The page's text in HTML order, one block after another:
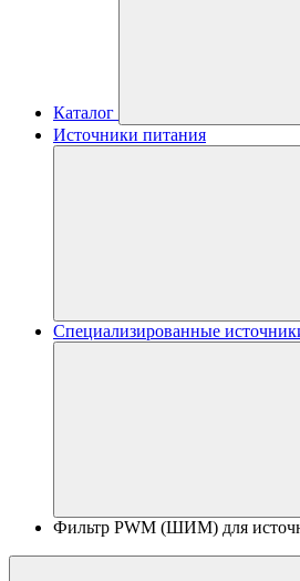
Каталог
Источники питания
Специализированные
Фильтр PWM (ШИМ) для